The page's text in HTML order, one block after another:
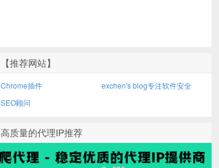
【推荐网站】
Chrome插件
exchen's blog专注软件安全
SEO顾问
高质量的代理IP推荐